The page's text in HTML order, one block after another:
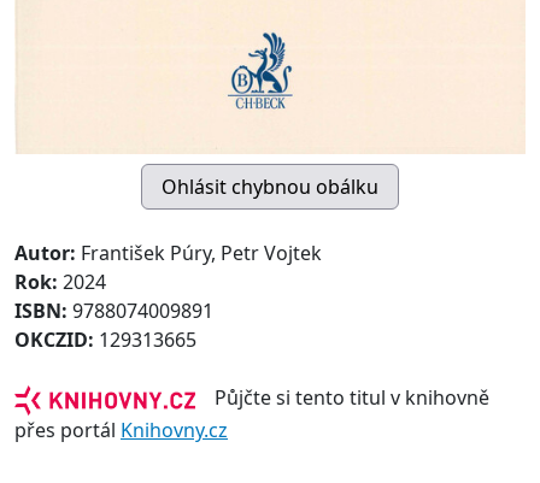
Autor: František Púry, Petr Vojtek
Rok: 2024
ISBN: 9788074009891
OKCZID: 129313665
Půjčte si tento titul v knihovně
přes portál Knihovny.cz